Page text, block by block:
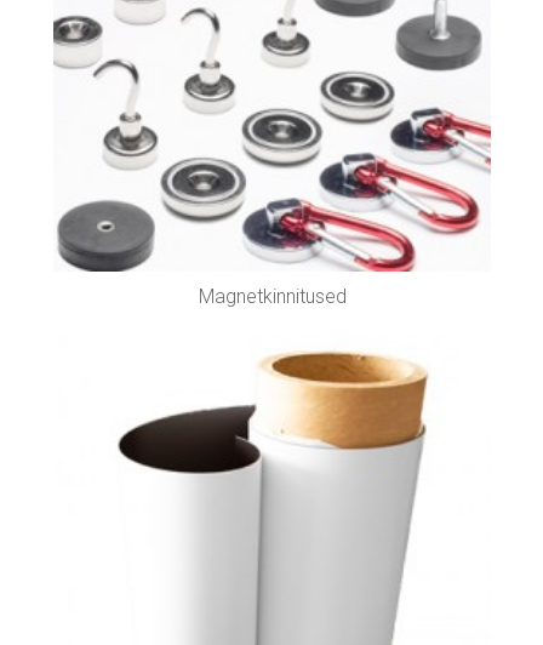
Magnetkinnitused